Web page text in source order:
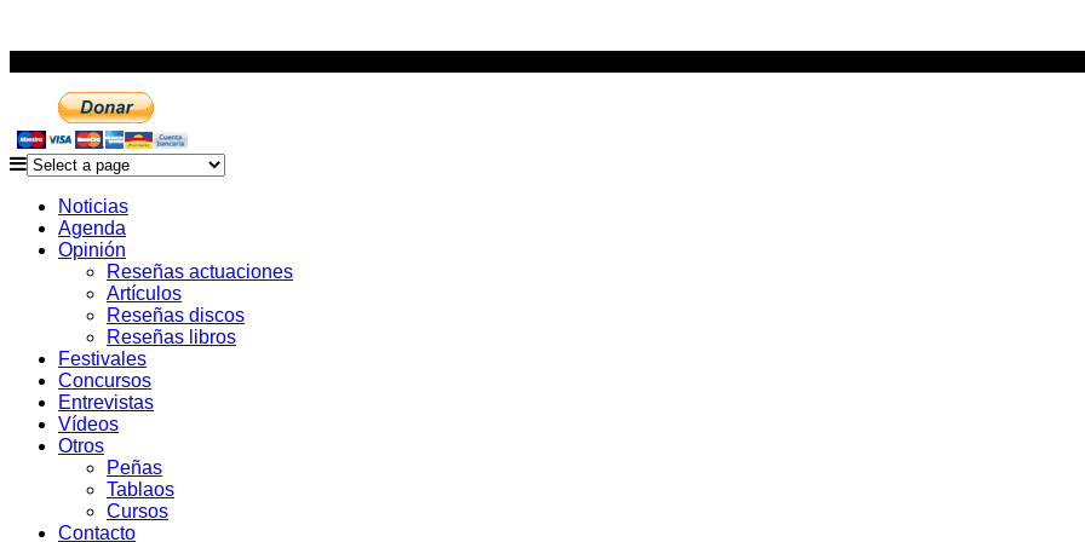
Noticias
Agenda
Opinión
Reseñas actuaciones
Artículos
Reseñas discos
Reseñas libros
Festivales
Concursos
Entrevistas
Vídeos
Otros
Peñas
Tablaos
Cursos
Contacto